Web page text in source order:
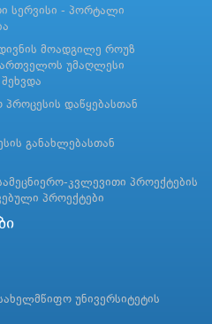
სერვისი - პორტალი
მოადგილე როუზ
უმაღლესი
პროცესის დაწყებასთან
განახლებასთან
კვლევითი პროექტების
პროექტები
უნივერსიტეტის